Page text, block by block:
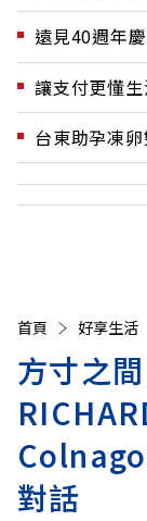
遠見40週年
讓支付更懂
台東助孕凍卵
首頁 好享生活
方寸之
對話